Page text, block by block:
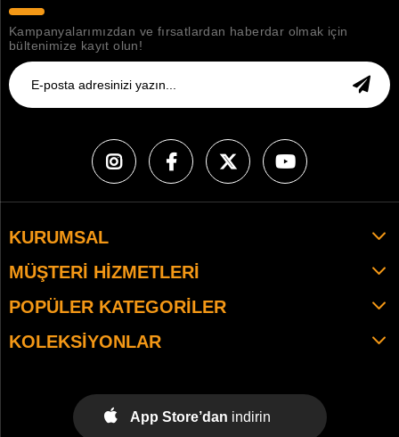
Kampanyalarımızdan ve fırsatlardan haberdar olmak için
bültenimize kayıt olun!
KURUMSAL
MÜŞTERI HIZMETLERI
POPÜLER KATEGORILER
KOLEKSIYONLAR
App Store’dan indirin